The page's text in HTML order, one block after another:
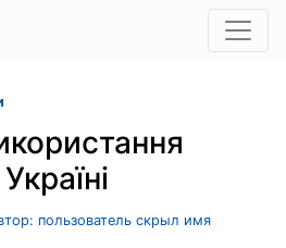
пользователь скрыл имя